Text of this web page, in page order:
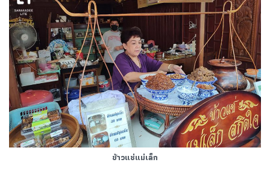
ข้าวแช่แม่เล็ก